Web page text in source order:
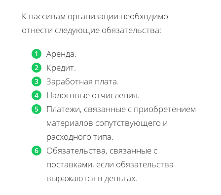
К пассивам организации необходимо
отнести следующие обязательства:
Аренда.
Кредит.
Заработная плата.
Налоговые отчисления.
Платежи, связанные с приобретением
материалов сопутствующего и
расходного типа.
Обязательства, связанные с
поставками, если обязательства
выражаются в деньгах.